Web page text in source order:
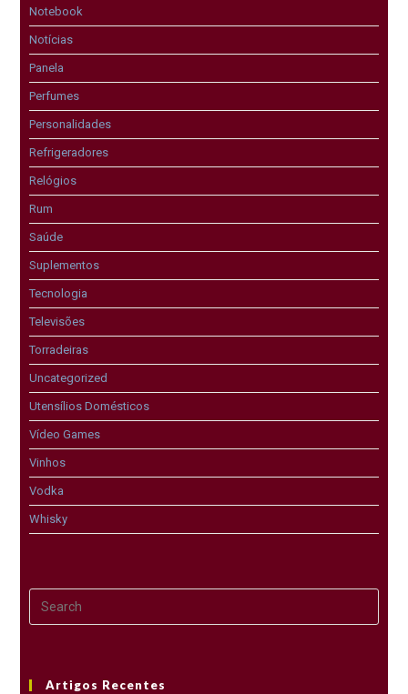
Notebook
Notícias
Panela
Perfumes
Personalidades
Refrigeradores
Relógios
Rum
Saúde
Suplementos
Tecnologia
Televisões
Torradeiras
Uncategorized
Utensílios Domésticos
Vídeo Games
Vinhos
Vodka
Whisky
Artigos Recentes